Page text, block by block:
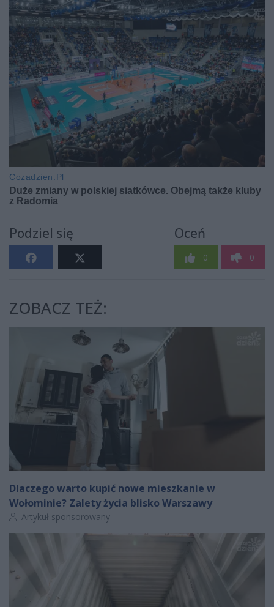
Podziel się Oceń
0 0
ZOBACZ TEŻ:
Dlaczego warto kupić nowe mieszkanie w
Wołominie? Zalety życia blisko Warszawy
Autor artykułu:
Artykuł sponsorowany